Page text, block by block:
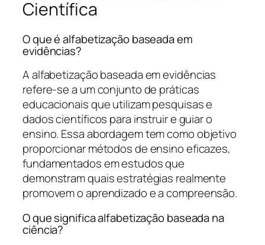
Científica
O que é alfabetização baseada em
evidências?
A alfabetização baseada em evidências
refere-se a um conjunto de práticas
educacionais que utilizam pesquisas e
dados científicos para instruir e guiar o
ensino. Essa abordagem tem como objetivo
proporcionar métodos de ensino eficazes,
fundamentados em estudos que
demonstram quais estratégias realmente
promovem o aprendizado e a compreensão.
O que significa alfabetização baseada na
ciência?